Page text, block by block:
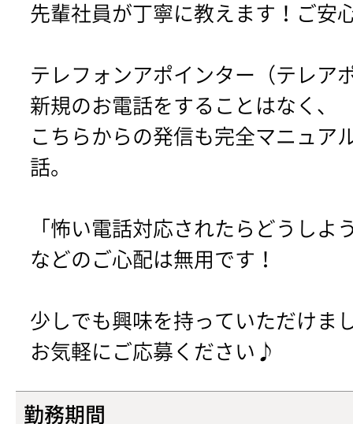
先輩社員が丁寧に教えます！ご安
テレフォンアポインター（テレア
新規のお電話をすることはなく、
こちらからの発信も完全マニュア
話。
「怖い電話対応されたらどうしよ
などのご心配は無用です！
少しでも興味を持っていただけま
お気軽にご応募ください♪
勤務期間